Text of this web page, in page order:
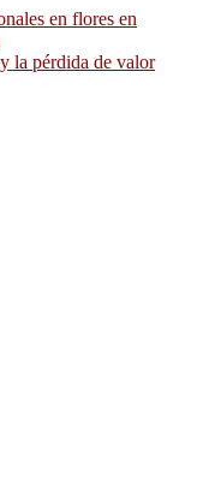
en flores en
la pérdida de valor